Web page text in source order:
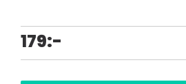
179:-